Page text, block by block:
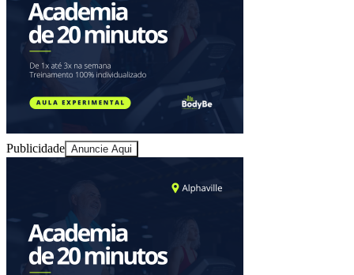
Bragantino
Publicidade Anuncie Aqui